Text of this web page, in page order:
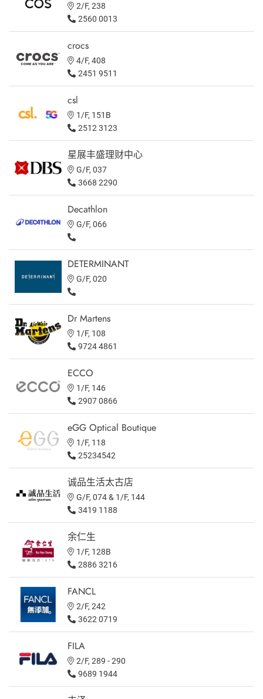
2/F, 238
2560 0013
crocs
4/F, 408
2451 9511
csl
1/F, 151B
2512 3123
星展丰盛理财中心
G/F, 037
3668 2290
Decathlon
G/F, 066
DETERMINANT
G/F, 020
Dr Martens
1/F, 108
9724 4861
ECCO
1/F, 146
2907 0866
eGG Optical Boutique
1/F, 118
25234542
诚品生活太古店
G/F, 074 & 1/F, 144
3419 1188
余仁生
1/F, 128B
2886 3216
FANCL
2/F, 242
3622 0719
FILA
2/F, 289 - 290
9689 1944